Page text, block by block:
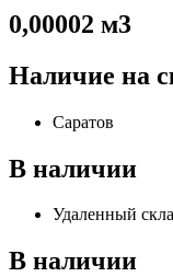
0,00002 м3
Наличие на
Саратов
В наличии
Удаленный
В наличии